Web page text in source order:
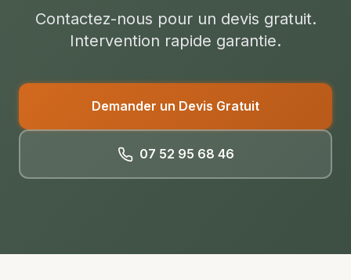
Contactez-nous pour un devis gratuit.
Intervention rapide garantie.
Demander un Devis Gratuit
07 52 95 68 46